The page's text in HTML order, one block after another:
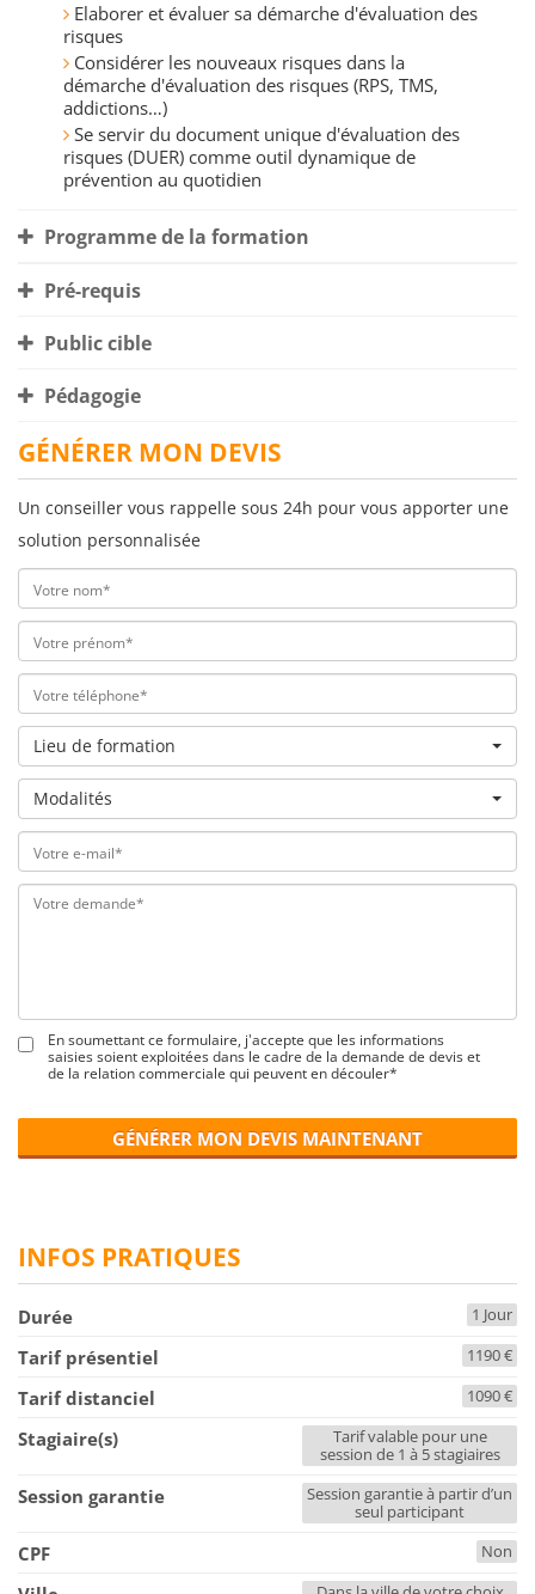
Elaborer et évaluer sa démarche d'évaluation des
risques
Considérer les nouveaux risques dans la
démarche d'évaluation des risques (RPS, TMS,
addictions…)
Se servir du document unique d'évaluation des
risques (DUER) comme outil dynamique de
prévention au quotidien
Programme de la formation
Pré-requis
Public cible
Pédagogie
GÉNÉRER MON DEVIS
Un conseiller vous rappelle sous 24h pour vous apporter une
solution personnalisée
Lieu de formation
Modalités
En soumettant ce formulaire, j'accepte que les informations
saisies soient exploitées dans le cadre de la demande de devis et
de la relation commerciale qui peuvent en découler*
GÉNÉRER MON DEVIS MAINTENANT
INFOS PRATIQUES
Durée 1 Jour
Tarif présentiel 1190 €
Tarif distanciel 1090 €
Stagiaire(s)
Tarif valable pour une
session de 1 à 5 stagiaires
Session garantie
Session garantie à partir d’un
seul participant
CPF Non